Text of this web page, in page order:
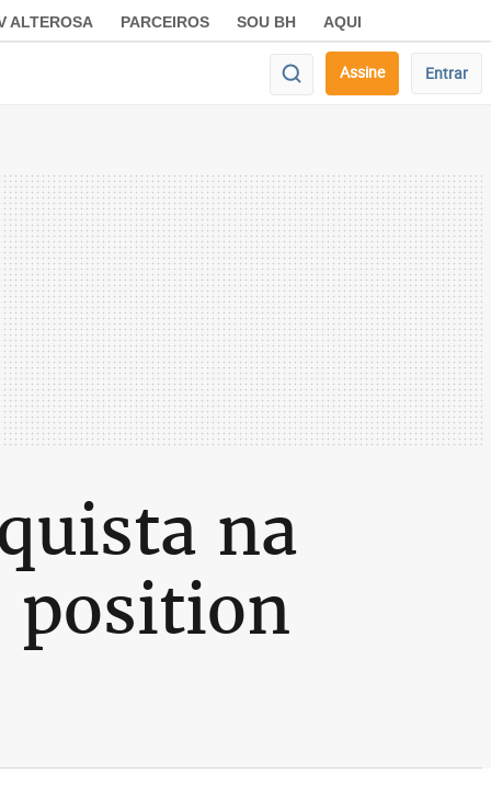
ALTEROSA PARCEIROS SOU BH AQUI
Assine Entrar
na
position